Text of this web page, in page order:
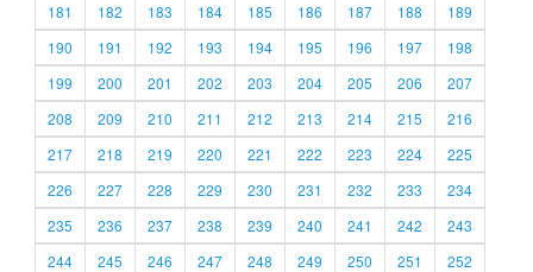
181
182 183 184 185 186 187 188
189
190
191 192 193 194 195 196 197
198
199
200 201 202 203 204 205 206
207
208
209 210 211 212 213 214 215
216
217
218 219 220 221 222 223 224
225
226
227 228 229 230 231 232 233
234
235
236 237 238 239 240 241 242
243
244
245 246 247 248 249 250 251
252